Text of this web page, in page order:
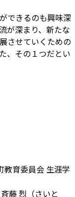
できるのも興味深
が深まり、新たな
させていくための
、その１つだとい
教育委員会 生涯学
藤 烈（さいと